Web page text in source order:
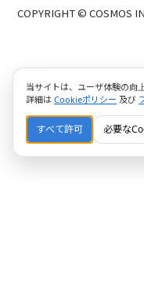
COPYRIGHT © COSMOS
当サイトは、ユーザ体験の向
詳細は Cookieポリシー 及び
すべて許可 必要な